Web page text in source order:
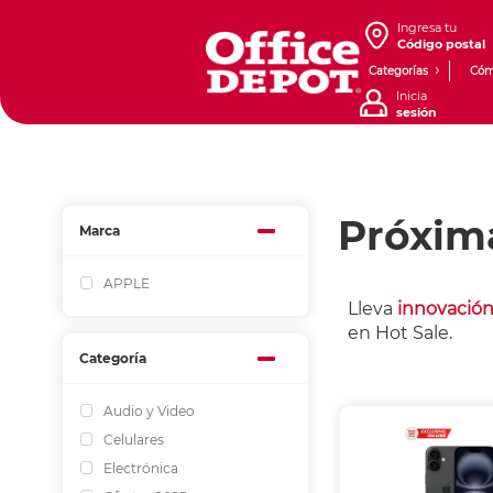
Ingresa tu
Código postal
Categorías
Inicia
sesión
Marca
APPLE
Categoría
Audio y Video
Celulares
Electrónica
Lleva
en Hot Sale.